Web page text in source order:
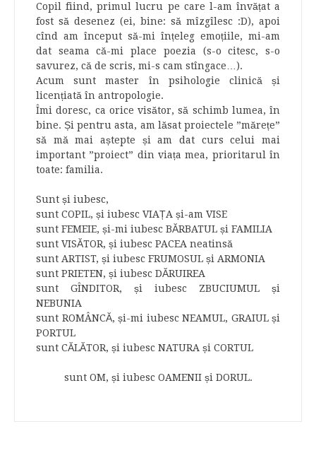
Copil fiind, primul lucru pe care l-am învățat a
fost să desenez (ei, bine: să mîzgîlesc :D), apoi
cînd am început să-mi înțeleg emoțiile, mi-am
dat seama că-mi place poezia (s-o citesc, s-o
savurez, că de scris, mi-s cam stîngace…).
Acum sunt master în psihologie clinică și
licențiată în antropologie.
Îmi doresc, ca orice visător, să schimb lumea, în
bine. Și pentru asta, am lăsat proiectele ”mărețe”
să mă mai aștepte și am dat curs celui mai
important ”proiect” din viața mea, prioritarul în
toate: familia.
Sunt și iubesc,
sunt COPIL, și iubesc VIAȚA și-am VISE
sunt FEMEIE, și-mi iubesc BĂRBATUL și FAMILIA
sunt VISĂTOR, și iubesc PACEA neatinsă
sunt ARTIST, și iubesc FRUMOSUL și ARMONIA
sunt PRIETEN, și iubesc DĂRUIREA
sunt GÎNDITOR, și iubesc ZBUCIUMUL și
NEBUNIA
sunt ROMÂNCĂ, și-mi iubesc NEAMUL, GRAIUL și
PORTUL
sunt CĂLĂTOR, și iubesc NATURA și CORTUL
sunt OM, și iubesc OAMENII și DORUL.